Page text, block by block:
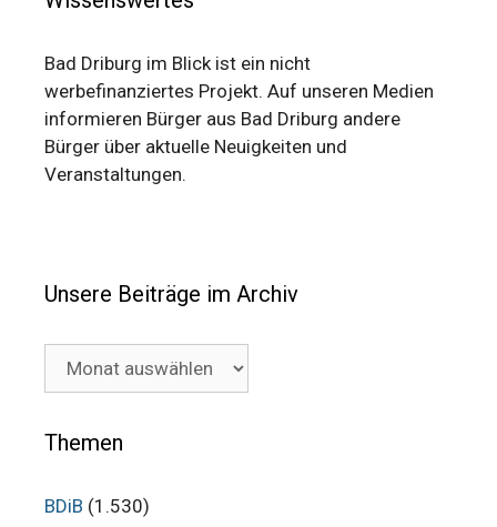
Bad Driburg im Blick ist ein nicht
werbefinanziertes Projekt. Auf unseren Medien
informieren Bürger aus Bad Driburg andere
Bürger über aktuelle Neuigkeiten und
Veranstaltungen.
Unsere Beiträge im Archiv
Unsere
Archiv
Themen
BDiB (1.530)